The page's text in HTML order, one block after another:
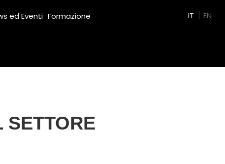
ed Eventi Formazione IT EN
SETTORE